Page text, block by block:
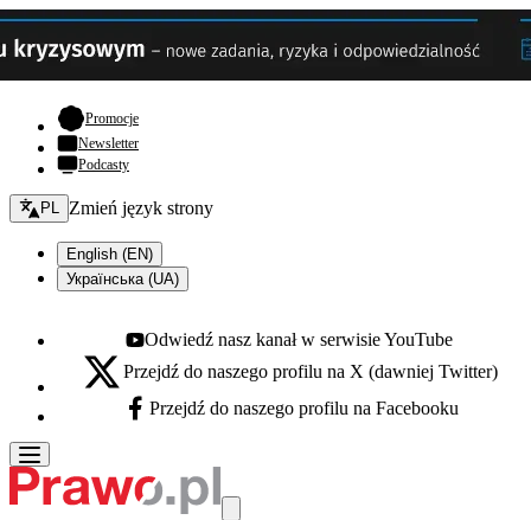
Promocje- otwiera się w nowej karcie
Newsletter
Podcasty
Zmień język - bieżący:
PL Zmień język strony
English (EN)
Українська (UA)
Youtube - otwiera się w nowej karcie
Odwiedź nasz kanał w serwisie YouTube
X - otwiera się w nowej karcie
Przejdź do naszego profilu na X (dawniej Twitter)
Facebook - otwiera się w nowej karcie
Przejdź do naszego profilu na Facebooku